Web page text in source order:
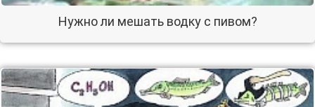
Нужно ли мешать водку с пивом?